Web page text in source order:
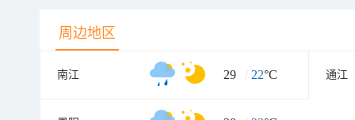
周边地区
南江 29 / 22°C 通江